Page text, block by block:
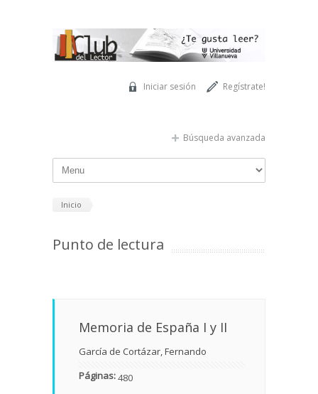
Regístrate!
Iniciar sesión
Búsqueda avanzada
Inicio
Punto de lectura
Memoria de España I y II
García de Cortázar, Fernando
Páginas:480